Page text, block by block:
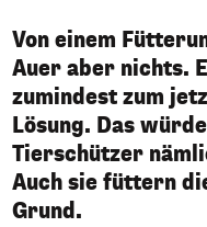
Von einem
Auer aber nichts.
zumindest zum
Lösung. Das
Tierschützer
Auch sie füttern
Grund.